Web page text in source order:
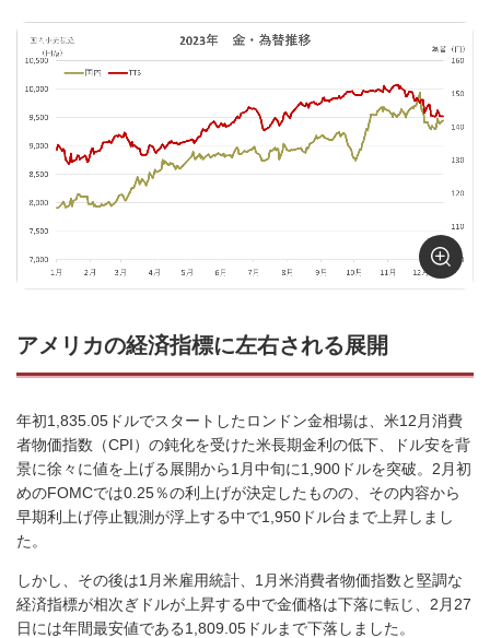
アメリカの経済指標に左右される展開
年初1,835.05ドルでスタートしたロンドン金相場は、米12月消費
者物価指数（CPI）の鈍化を受けた米長期金利の低下、ドル安を背
景に徐々に値を上げる展開から1月中旬に1,900ドルを突破。2月初
めのFOMCでは0.25％の利上げが決定したものの、その内容から
早期利上げ停止観測が浮上する中で1,950ドル台まで上昇しまし
た。
しかし、その後は1 月米雇用統計、 1 月米消費者物価指数と堅調な
経済指標が相次ぎドルが上昇する中で金価格は下落に転じ、 2 月 27
日には年間最安値である1,809.05 ドルまで下落しました。